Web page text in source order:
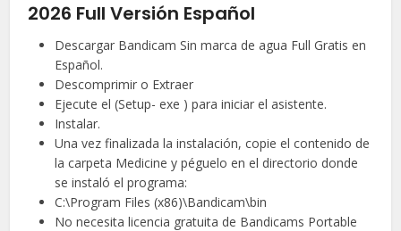
2026 Full Versión Español
Descargar Bandicam Sin marca de agua Full Gratis en
Español.
Descomprimir o Extraer
Ejecute el (Setup- exe ) para iniciar el asistente.
Instalar.
Una vez finalizada la instalación, copie el contenido de
la carpeta Medicine y péguelo en el directorio donde
se instaló el programa:
C:\Program Files (x86)\Bandicam\bin
No necesita licencia gratuita de Bandicams Portable